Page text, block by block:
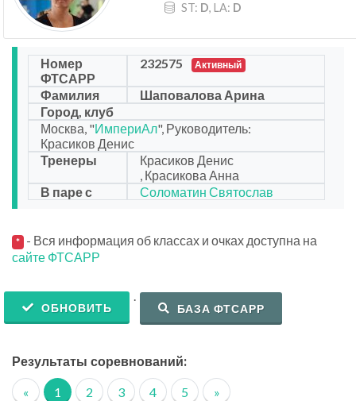
ST: D, LA: D
Номер
ФТСАРР
232575 Активный
Фамилия
Шаповалова Арина
Город, клуб
Москва, "ИмпериАл", Руководитель:
Красиков Денис
Тренеры
Красиков Денис
, Красикова Анна
В паре с
Соломатин Святослав
* - Вся информация об классах и очках доступна на
сайте ФТСАРР
ОБНОВИТЬ
.
БАЗА ФТСАРР
Результаты соревнований:
« 1 2 3 4 5 »